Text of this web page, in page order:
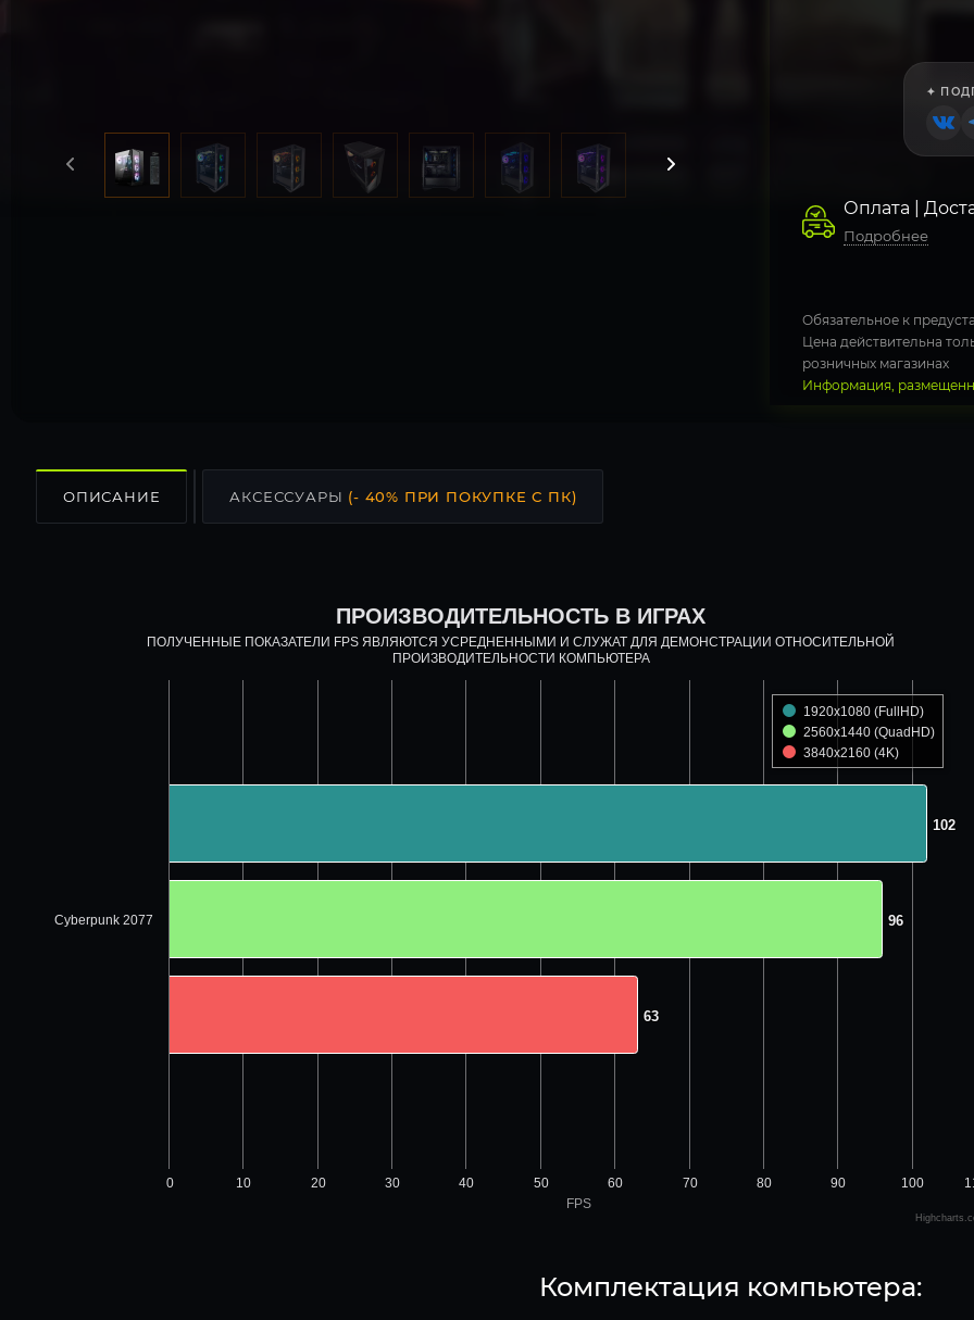
✦
Оплата |
Подробнее
Обязательное к
Цена действительна
розничных магазинах
Информация,
ОПИСАНИЕ АКСЕССУАРЫ (- 40% ПРИ ПОКУПКЕ С ПК)
FPS
ПРОИЗВОДИТЕЛЬНОСТЬ В ИГРАХ
ПОЛУЧЕННЫЕ ПОКАЗАТЕЛИ FPS ЯВЛЯЮТСЯ УСРЕДНЕННЫМИ И СЛУЖАТ ДЛЯ ДЕМОНСТРАЦИИ ОТНОСИТЕЛЬНОЙ
ПРОИЗВОДИТЕЛЬНОСТИ КОМПЬЮТЕРА
102
102
96
96
63
63
1920x1080 (FullHD)
2560x1440 (QuadHD)
3840x2160 (4K)
0 10 20 30 40 50 60 70 80 90 100
Cyberpunk 2077
Комплектация компьютера: